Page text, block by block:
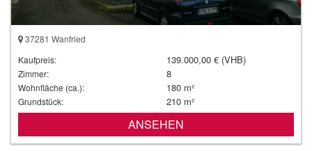
37281 Wanfried
Kaufpreis:
139.000,00 € (VHB)
Zimmer: 8
Wohnfläche (ca.): 180 m²
Grundstück: 210 m²
ANSEHEN